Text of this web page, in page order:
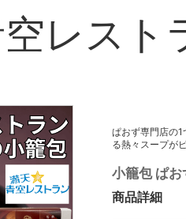
レスト
ぱおず専門店の
る熱々スープが
小籠包 ぱ
商品詳細